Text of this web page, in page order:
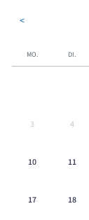
<
MO. DI.
3 4
10 11
17 18